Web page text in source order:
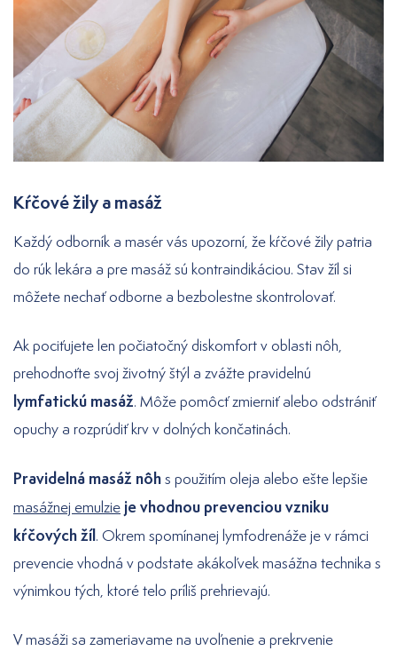
Kŕčové žily a masáž
Každý odborník a masér vás upozorní, že kŕčové žily patria
do rúk lekára a pre masáž sú kontraindikáciou. Stav žíl si
môžete nechať odborne a bezbolestne skontrolovať.
Ak pociťujete len počiatočný diskomfort v oblasti nôh,
prehodnoťte svoj životný štýl a zvážte pravidelnú
lymfatickú masáž. Môže pomôcť zmierniť alebo odstrániť
opuchy a rozprúdiť krv v dolných končatinách.
Pravidelná masáž nôhs použitím oleja alebo ešte lepšie
masážnej emulzie je vhodnou prevenciou vzniku
kŕčových žíl. Okrem spomínanej lymfodrenáže je v rámci
prevencie vhodná v podstate akákoľvek masážna technika s
výnimkou tých, ktoré telo príliš prehrievajú.
V masáži sa zameriavame na uvoľnenie a prekrvenie